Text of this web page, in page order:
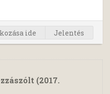
ide Jelentés
(2017.